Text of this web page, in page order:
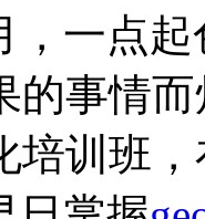
，一点
的事情
培训班